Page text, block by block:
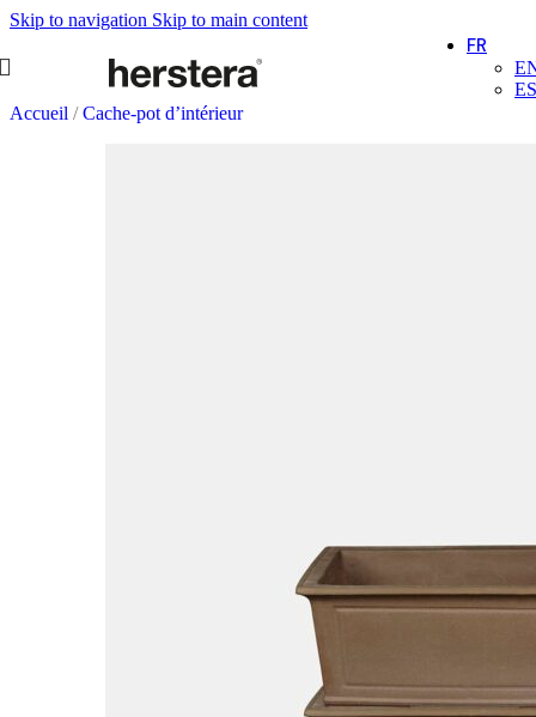
Skip to navigation Skip to main content
FR
ES
Accueil / Cache-pot d’intérieur